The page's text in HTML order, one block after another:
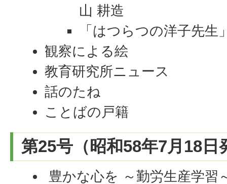
山 耕造
「はつらつの洋子先生
観察による絵
教育研究所ニュース
話のたね
ことばの戸籍
第25号（昭和58年7月18日
豊かな心を ～勤労生産学習